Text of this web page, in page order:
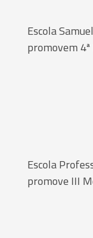
Escola
promovem
Escola
promove III